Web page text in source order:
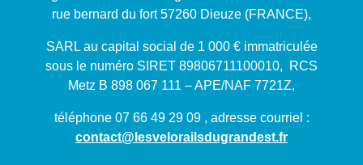
rue bernard du fort 57260 Dieuze (FRANCE),
SARL au capital social de 1 000 € immatriculée
sous le numéro SIRET 89806711100010, RCS
Metz B 898 067 111 – APE/NAF 7721Z,
téléphone 07 66 49 29 09 , adresse courriel :
contact@ lesvelorailsdugrandest.fr